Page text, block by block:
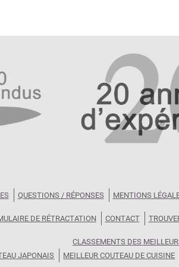
QUESTIONS / RÉPONSES MENTIONS
DE RÉTRACTATION CONTACT
CLASSEMENTS DES
JAPONAIS
MEILLEUR COUTEAU DE CUISINE